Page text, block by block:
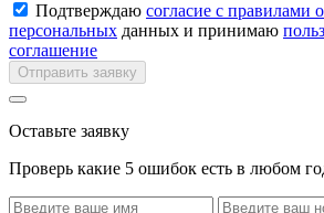
Подтверждаю согласие с правилами
персональных данных и принимаю
соглашение
Отправить заявку
Оставьте заявку
Проверь какие 5 ошибок есть в любом